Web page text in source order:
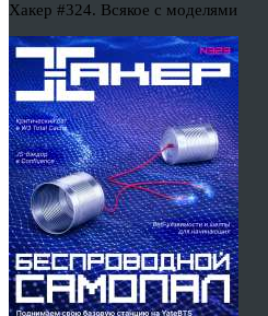
Хакер #324. Всякое с моделями